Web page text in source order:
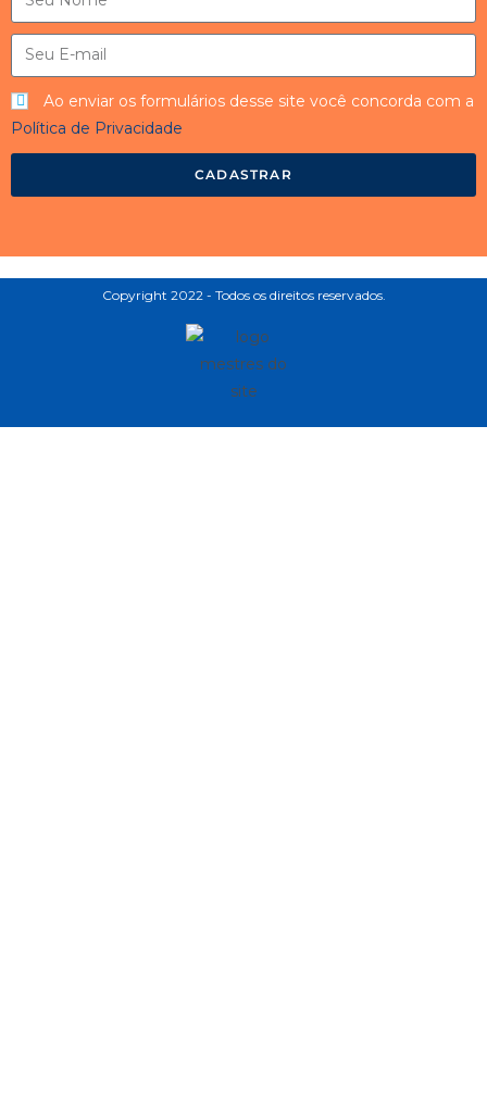
Ao enviar os formulários desse site você concorda com a
Política de Privacidade
CADASTRAR
Copyright 2022 - Todos os direitos reservados.